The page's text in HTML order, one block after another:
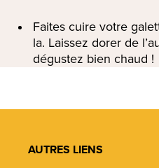
Faites cuire votre
la. Laissez dorer de
dégustez bien chaud !
AUTRES LIENS